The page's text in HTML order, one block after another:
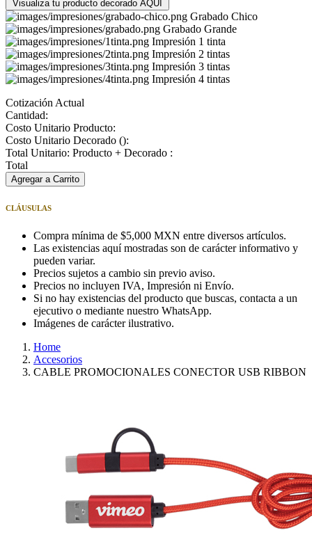
Visualiza tu producto decorado AQUÍ
Grabado Chico
Grabado Grande
Impresión 1 tinta
Impresión 2 tintas
Impresión 3 tintas
Impresión 4 tintas
Cotización Actual
Cantidad:
Costo Unitario Producto:
Costo Unitario Decorado ():
Total Unitario: Producto + Decorado :
Total
Agregar a Carrito
CLÁUSULAS
Compra mínima de $5,000 MXN entre diversos artículos.
Las existencias aquí mostradas son de carácter informativo y
pueden variar.
Precios sujetos a cambio sin previo aviso.
Precios no incluyen IVA, Impresión ni Envío.
Si no hay existencias del producto que buscas, contacta a un
ejecutivo o mediante nuestro WhatsApp.
Imágenes de carácter ilustrativo.
Home
Accesorios
CABLE PROMOCIONALES CONECTOR USB RIBBON